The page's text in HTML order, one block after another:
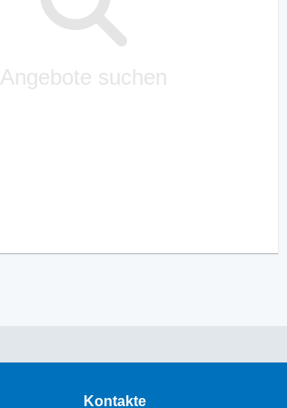
Angebote suchen
Kontakte